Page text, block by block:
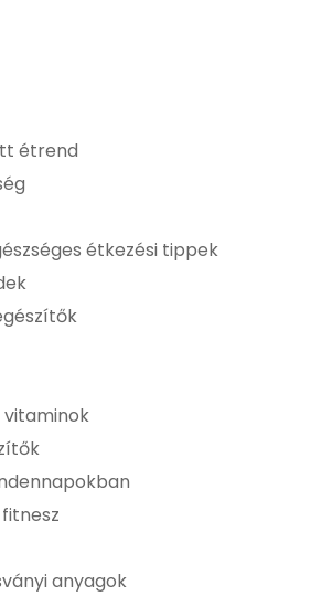
étrend
étkezési tippek
vitaminok
anyagok